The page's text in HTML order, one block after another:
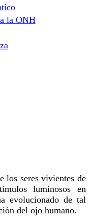
la ONH
los seres vivientes de
luminosos en
evolucionado de tal
del ojo humano.